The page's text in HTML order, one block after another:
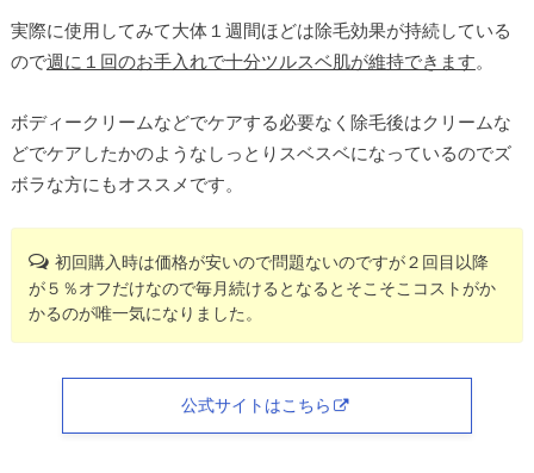
実際に使用してみて大体１週間ほどは除毛効果が持続している
ので週に１回のお手入れで十分ツルスベ肌が維持できます。
ボディークリームなどでケアする必要なく除毛後はクリームな
どでケアしたかのようなしっとりスベスベになっているのでズ
ボラな方にもオススメです。
初回購入時は価格が安いので問題ないのですが２回目以降
が５％オフだけなので毎月続けるとなるとそこそこコストがか
かるのが唯一気になりました。
公式サイトはこちら